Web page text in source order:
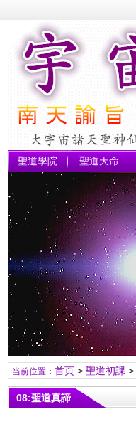
聖道學院 聖道天命
当前位置： 首页> 聖道初課 >
08:聖道真諦